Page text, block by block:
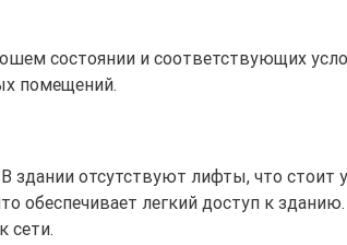
состоянии и соответствующих
помещений.
отсутствуют лифты, что стоит
обеспечивает легкий доступ к
сети.